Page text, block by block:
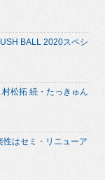
BALL 2020スペシ
松拓 続・たっきゅん
性はセミ・リニューア